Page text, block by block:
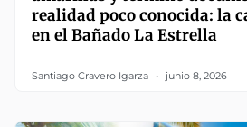
realidad poco conocida: la
en el Bañado La Estrella
Santiago Cravero Igarza junio 8, 2026